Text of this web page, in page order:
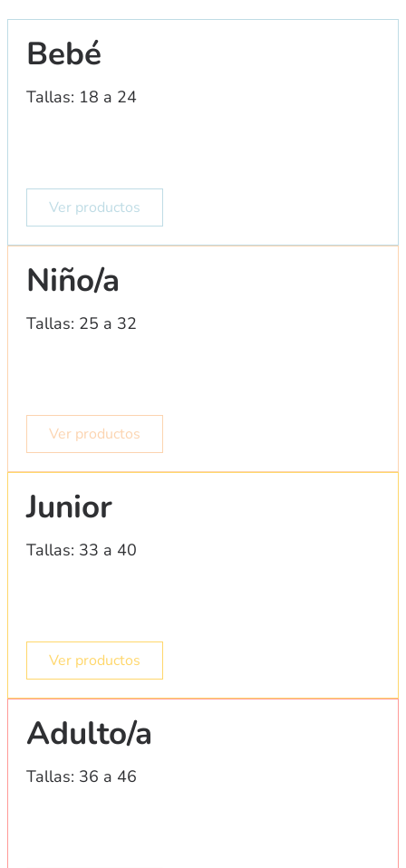
Bebé
Tallas: 18 a 24
Ver productos
Niño/a
Tallas: 25 a 32
Ver productos
Junior
Tallas: 33 a 40
Ver productos
Adulto/a
Tallas: 36 a 46